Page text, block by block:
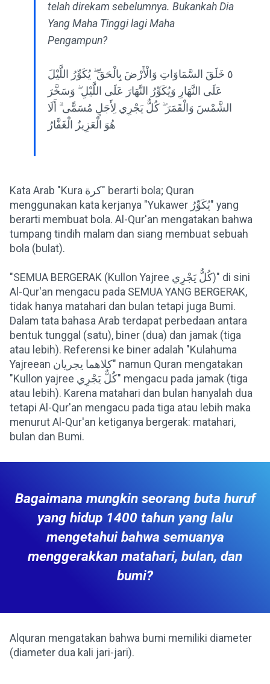
telah direkam sebelumnya. Bukankah Dia
Yang Maha Tinggi lagi Maha
Pengampun?
٥ خَلَقَ السَّمَاوَاتِ وَالْأَرْضَ بِالْحَقِّ ۖ يُكَوِّرُ اللَّيْلَ
عَلَى النَّهَارِ وَيُكَوِّرُ النَّهَارَ عَلَى اللَّيْلِ ۖ وَسَخَّرَ
الشَّمْسَ وَالْقَمَرَ ۖ كُلٌّ يَجْرِي لِأَجَلٍ مُسَمًّى ۗ أَلَا
هُوَ الْعَزِيزُ الْغَفَّارُ
Kata Arab "Kura كرة" berarti bola; Quran
menggunakan kata kerjanya "Yukawer يُكَوِّرُ" yang
berarti membuat bola. Al-Qur'an mengatakan bahwa
tumpang tindih malam dan siang membuat sebuah
bola (bulat).
"SEMUA BERGERAK (Kullon Yajree كُلٌّ يَجْرِي)" di sini
Al-Qur'an mengacu pada SEMUA YANG BERGERAK,
tidak hanya matahari dan bulan tetapi juga Bumi.
Dalam tata bahasa Arab terdapat perbedaan antara
bentuk tunggal (satu), biner (dua) dan jamak (tiga
atau lebih). Referensi ke biner adalah "Kulahuma
Yajreean كلاهما يجريان" namun Quran mengatakan
"Kullon yajree كُلٌّ يَجْرِي" mengacu pada jamak (tiga
atau lebih). Karena matahari dan bulan hanyalah dua
tetapi Al-Qur'an mengacu pada tiga atau lebih maka
menurut Al-Qur'an ketiganya bergerak: matahari,
bulan dan Bumi.
Bagaimana mungkin seorang buta huruf
yang hidup 1400 tahun yang lalu
mengetahui bahwa semuanya
menggerakkan matahari, bulan, dan
bumi?
Alquran mengatakan bahwa bumi memiliki diameter
(diameter dua kali jari-jari).